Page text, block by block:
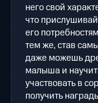
него свой
что
его
тем же, став
даже можешь
малыша и
участвовать в
получить